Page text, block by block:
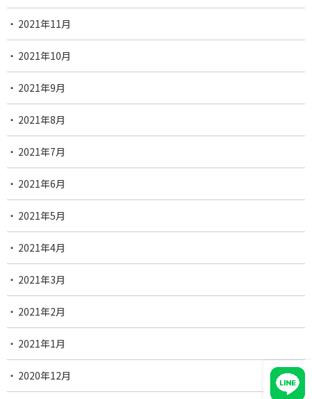
2021年11月
2021年10月
2021年9月
2021年8月
2021年7月
2021年6月
2021年5月
2021年4月
2021年3月
2021年2月
2021年1月
2020年12月